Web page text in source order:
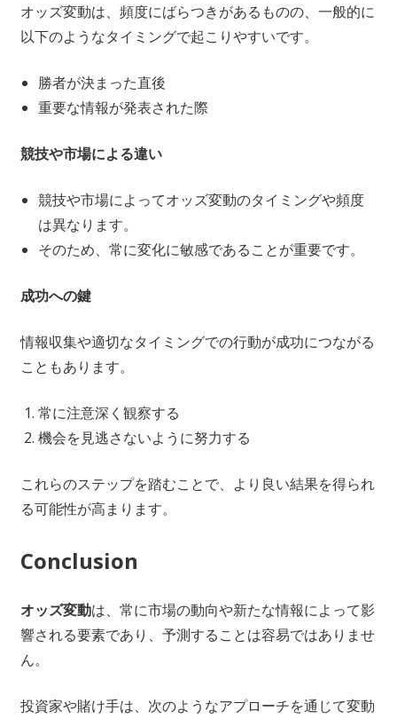
オッズ変動は、頻度にばらつきがあるものの、一般的に
以下のようなタイミングで起こりやすいです。
勝者が決まった直後
重要な情報が発表された際
競技や市場による違い
競技や市場によってオッズ変動のタイミングや頻度
は異なります。
そのため、常に変化に敏感であることが重要です。
成功への鍵
情報収集や適切なタイミングでの行動が成功につながる
こともあります。
常に注意深く観察する
機会を見逃さないように努力する
これらのステップを踏むことで、より良い結果を得られ
る可能性が高まります。
Conclusion
オッズ変動は、常に市場の動向や新たな情報によって影
響される要素であり、予測することは容易ではありませ
ん。
投資家や賭け手は、次のようなアプローチを通じて変動